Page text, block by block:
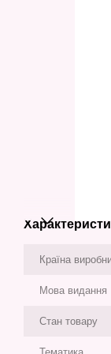
Країна
Мова видання
Стан товару